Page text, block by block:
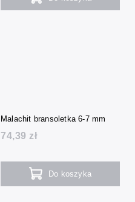
Malachit bransoletka 6-7 mm
74,39 zł
Do koszyka